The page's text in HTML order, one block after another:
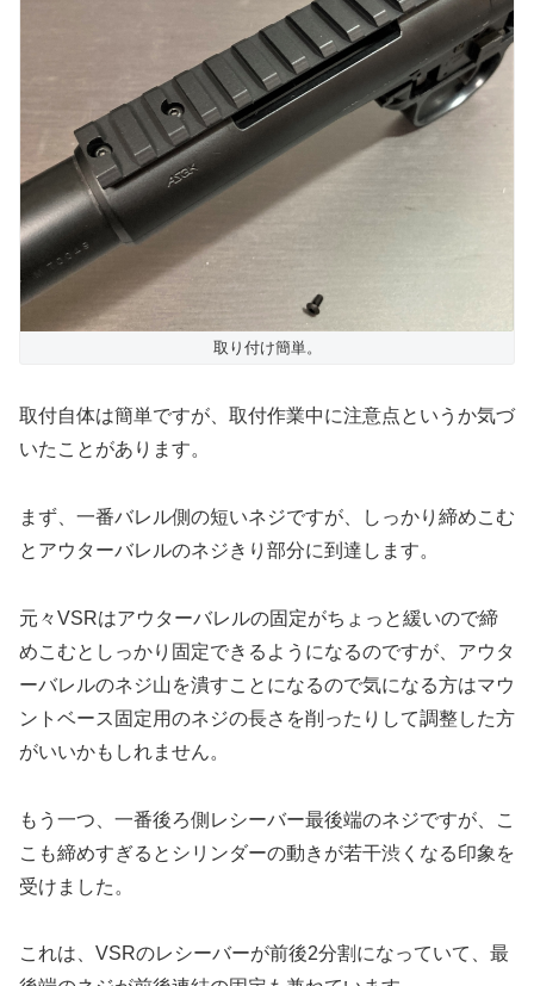
取り付け簡単。
取付自体は簡単ですが、取付作業中に注意点というか気づ
いたことがあります。
まず、一番バレル側の短いネジですが、しっかり締めこむ
とアウターバレルのネジきり部分に到達します。
元々VSRはアウターバレルの固定がちょっと緩いので締
めこむとしっかり固定できるようになるのですが、アウタ
ーバレルのネジ山を潰すことになるので気になる方はマウ
ントベース固定用のネジの長さを削ったりして調整した方
がいいかもしれません。
もう一つ、一番後ろ側レシーバー最後端のネジですが、こ
こも締めすぎるとシリンダーの動きが若干渋くなる印象を
受けました。
これは、VSRのレシーバーが前後2分割になっていて、最